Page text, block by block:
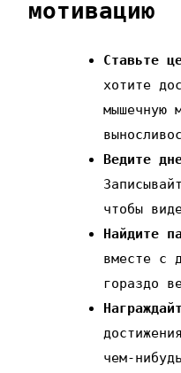
мотивацию
Ставьте
хотите
мышечную
Ведите
чтобы
Найдите
вместе с
гораздо
чем-